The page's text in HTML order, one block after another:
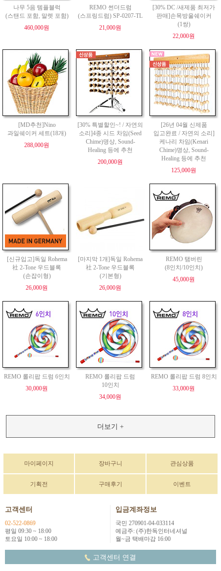
나무 5음 템플블럭
(스탠드 포함, 말렛 포함)
460,000원
REMO 썬더드럼
(스프링드럼) SP-0207-TL
21,000원
[30% DC /새제품 최저가
판매]손목방울쉐이커
(1쌍)
22,000원
[MD추천]Nino
과일쉐이커 세트(18개)
288,000원
[30% 특별할인~! / 자연의
소리]4종 시드 차임(Seed
Chime)명상, Sound-
Healing 등에 추천
200,000원
[26년 04월 신제품
입고완료 / 자연의 소리]
케나리 차임(Kenari
Chime)명상, Sound-
Healing 등에 추천
125,000원
[신규입고]독일 Rohema
社 2-Tone 우드블록
(손잡이형)
26,000원
[마지막 1개]독일 Rohema
社 2-Tone 우드블록
(기본형)
26,000원
REMO 탬버린
(8인치/10인치)
45,000원
REMO 롤리팝 드럼 6인치
30,000원
REMO 롤리팝 드럼
10인치
34,000원
REMO 롤리팝 드럼 8인치
33,000원
더보기 +
마이페이지 장바구니 관심상품
기획전 구매후기 이벤트
고객센터
02-522-0869
평일 09:30 ~ 18:00
토요일 10:00 ~ 18:00
입금계좌정보
국민 270901-04-033114
예금주: (주)한독인터네셔널
월~금 택배마감 16:00
고객센터 연결